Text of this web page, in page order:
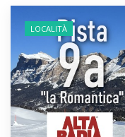
LOCALITÀ